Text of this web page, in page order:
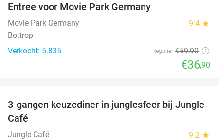
Entree voor Movie Park Germany
Movie Park Germany 9.4 star
Bottrop
Verkocht: 5.835
Regulier €59,90
€36,90
21%
3-gangen keuzediner in junglesfeer bij Jungle
Café
Jungle Café 9.2 star